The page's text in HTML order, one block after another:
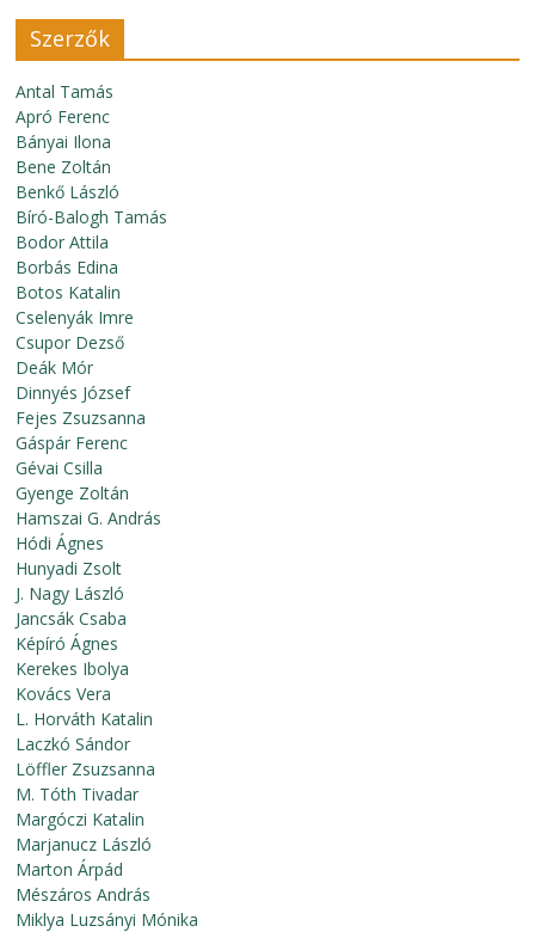
Szerzők
Antal Tamás
Apró Ferenc
Bányai Ilona
Bene Zoltán
Benkő László
Bíró-Balogh Tamás
Bodor Attila
Borbás Edina
Botos Katalin
Cselenyák Imre
Csupor Dezső
Deák Mór
Dinnyés József
Fejes Zsuzsanna
Gáspár Ferenc
Gévai Csilla
Gyenge Zoltán
Hamszai G. András
Hódi Ágnes
Hunyadi Zsolt
J. Nagy László
Jancsák Csaba
Képíró Ágnes
Kerekes Ibolya
Kovács Vera
L. Horváth Katalin
Laczkó Sándor
Löffler Zsuzsanna
M. Tóth Tivadar
Margóczi Katalin
Marjanucz László
Marton Árpád
Mészáros András
Miklya Luzsányi Mónika